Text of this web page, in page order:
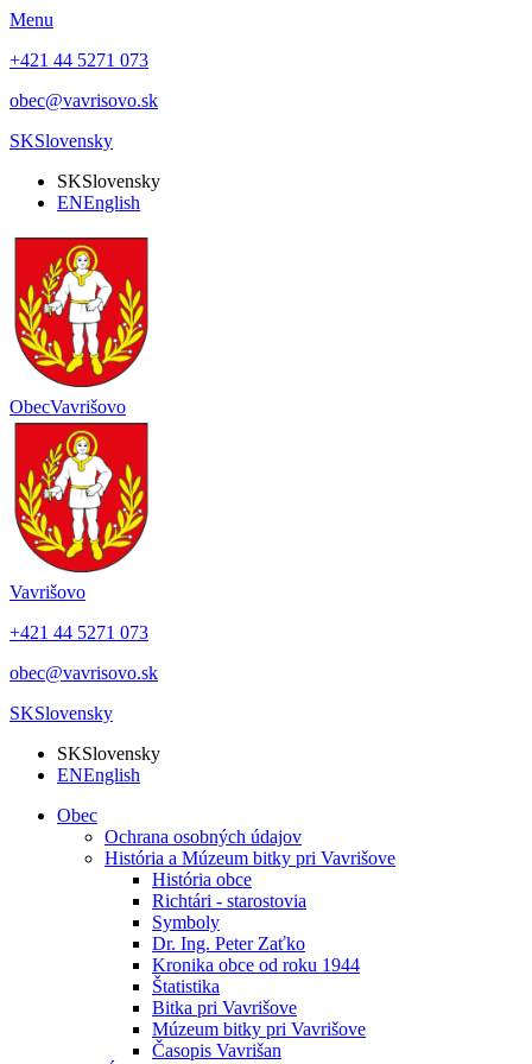
Menu
+421 44 5271 073
obec@vavrisovo.sk
SKSlovensky
SKSlovensky
ENEnglish
ObecVavrišovo
Vavrišovo
+421 44 5271 073
obec@vavrisovo.sk
SKSlovensky
SKSlovensky
ENEnglish
Obec
Ochrana osobných údajov
História a Múzeum bitky pri Vavrišove
História obce
Richtári - starostovia
Symboly
Dr. Ing. Peter Zaťko
Kronika obce od roku 1944
Štatistika
Bitka pri Vavrišove
Múzeum bitky pri Vavrišove
Časopis Vavrišan